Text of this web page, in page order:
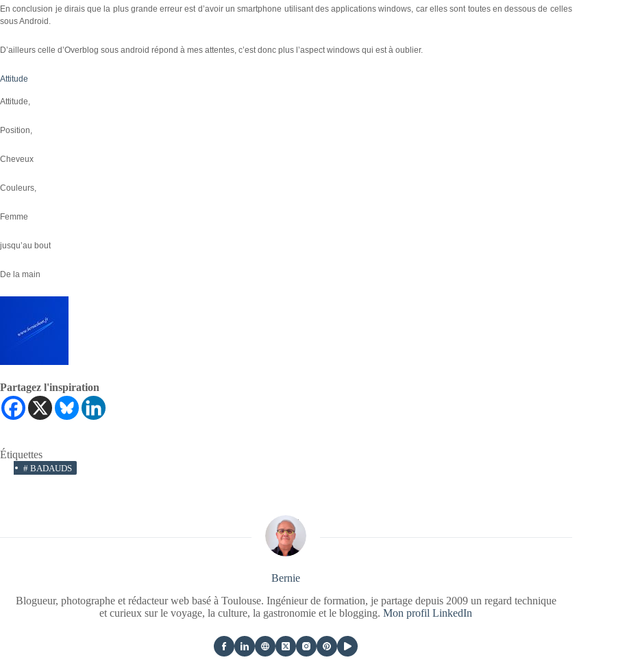
En conclusion je dirais que la plus grande erreur est d’avoir un smartphone utilisant des applications windows, car elles sont toutes en dessous de celles
sous Android.
D’ailleurs celle d’Overblog sous android répond à mes attentes, c’est donc plus l’aspect windows qui est à oublier.
Attitude
Attitude,
Position,
Cheveux
Couleurs,
Femme
jusqu’au bout
De la main
Partagez l'inspiration
Étiquettes
# BADAUDS
Bernie
Blogueur, photographe et rédacteur web basé à Toulouse. Ingénieur de formation, je partage depuis 2009 un regard technique
et curieux sur le voyage, la culture, la gastronomie et le blogging.Mon profil LinkedIn